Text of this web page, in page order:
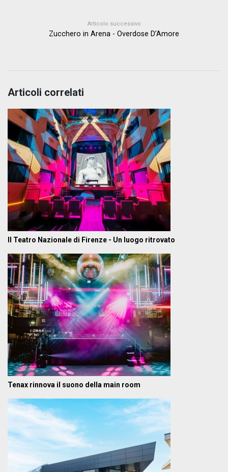
Articolo successivo
Zucchero in Arena - Overdose D’Amore
Articoli correlati
Il Teatro Nazionale di Firenze - Un luogo ritrovato
Tenax rinnova il suono della main room